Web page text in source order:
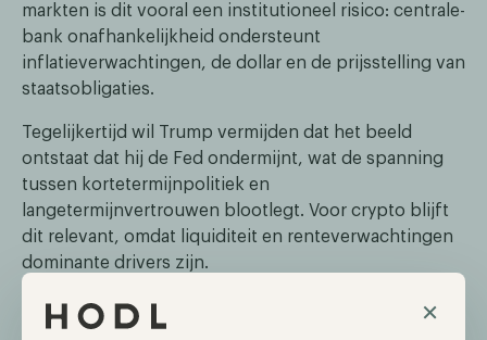
×
markten is dit vooral een institutioneel risico: centrale-
bank onafhankelijkheid ondersteunt
inflatieverwachtingen, de dollar en de prijsstelling van
staatsobligaties.
Tegelijkertijd wil Trump vermijden dat het beeld
ontstaat dat hij de Fed ondermijnt, wat de spanning
tussen kortetermijnpolitiek en
langetermijnvertrouwen blootlegt. Voor crypto blijft
dit relevant, omdat liquiditeit en renteverwachtingen
dominante drivers zijn.
Trump koopt $200 miljard aan